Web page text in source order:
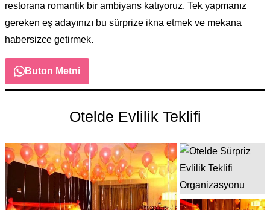
restorana romantik bir ambiyans katıyoruz. Tek yapmanız
gereken eş adayınızı bu sürprize ikna etmek ve mekana
habersizce getirmek.
Buton Metni
Otelde Evlilik Teklifi